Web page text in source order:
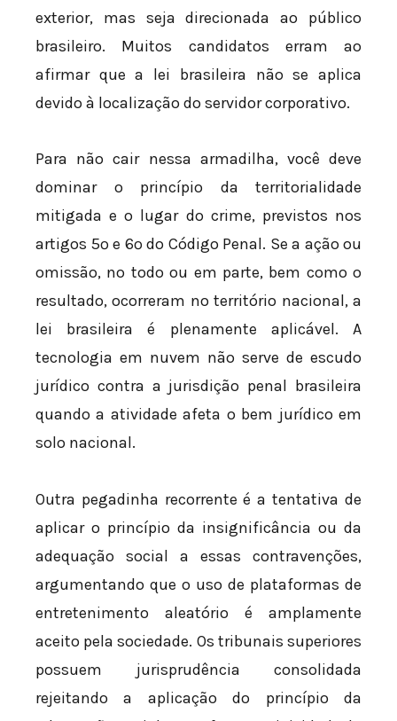
exterior, mas seja direcionada ao público
brasileiro. Muitos candidatos erram ao
afirmar que a lei brasileira não se aplica
devido à localização do servidor corporativo.
Para não cair nessa armadilha, você deve
dominar o princípio da territorialidade
mitigada e o lugar do crime, previstos nos
artigos 5º e 6º do Código Penal. Se a ação ou
omissão, no todo ou em parte, bem como o
resultado, ocorreram no território nacional, a
lei brasileira é plenamente aplicável. A
tecnologia em nuvem não serve de escudo
jurídico contra a jurisdição penal brasileira
quando a atividade afeta o bem jurídico em
solo nacional.
Outra pegadinha recorrente é a tentativa de
aplicar o princípio da insignificância ou da
adequação social a essas contravenções,
argumentando que o uso de plataformas de
entretenimento aleatório é amplamente
aceito pela sociedade. Os tribunais superiores
possuem jurisprudência consolidada
rejeitando a aplicação do princípio da